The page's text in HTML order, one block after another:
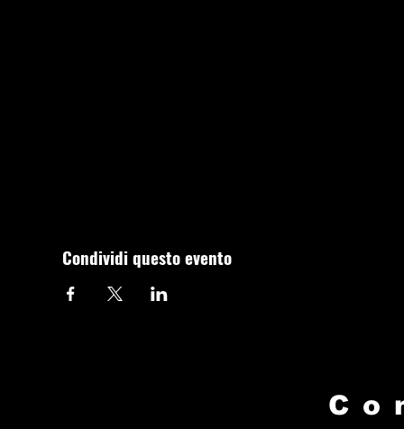
Condividi questo evento